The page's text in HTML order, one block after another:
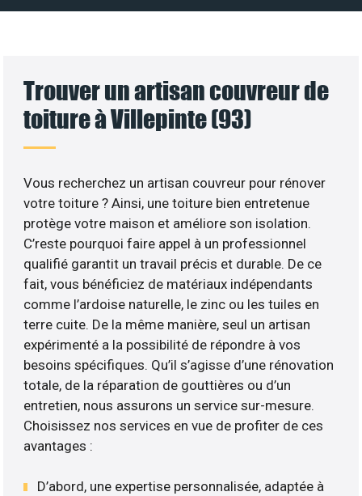
Trouver un artisan couvreur de
toiture à Villepinte (93)
Vous recherchez un artisan couvreur pour rénover
votre toiture ? Ainsi, une toiture bien entretenue
protège votre maison et améliore son isolation.
C’reste pourquoi faire appel à un professionnel
qualifié garantit un travail précis et durable. De ce
fait, vous bénéficiez de matériaux indépendants
comme l’ardoise naturelle, le zinc ou les tuiles en
terre cuite. De la même manière, seul un artisan
expérimenté a la possibilité de répondre à vos
besoins spécifiques. Qu’il s’agisse d’une rénovation
totale, de la réparation de gouttières ou d’un
entretien, nous assurons un service sur-mesure.
Choisissez nos services en vue de profiter de ces
avantages :
D’abord, une expertise personnalisée, adaptée à